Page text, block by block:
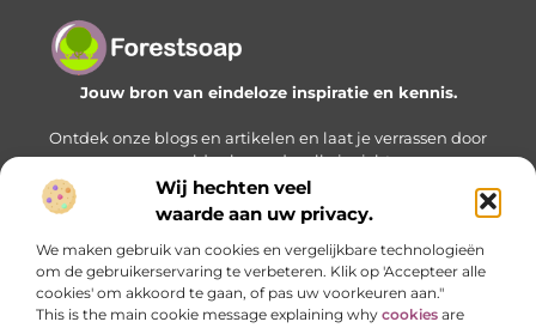
Wij hechten veel
waarde aan uw privacy.
We maken gebruik van cookies en vergelijkbare technologieën
om de gebruikerservaring te verbeteren. Klik op 'Accepteer alle
cookies' om akkoord te gaan, of pas uw voorkeuren aan."
This is the main cookie message explaining why cookies are
Jouw bron van eindeloze inspiratie en kennis.
Ontdek onze blogs en artikelen en laat je verrassen door
een wereld vol waardevolle inzichten.
Bericht categorie
Onze informatie